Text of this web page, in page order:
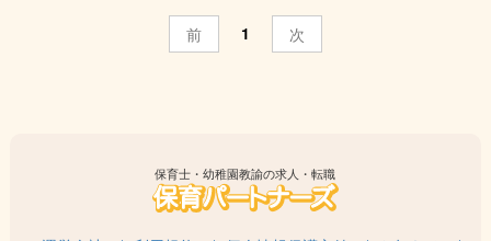
前 1 次
保育士・幼稚園教諭の求人・転職